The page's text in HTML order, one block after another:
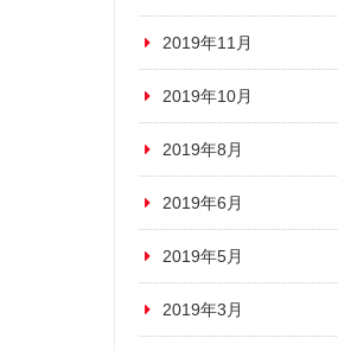
2019年11月
2019年10月
2019年8月
2019年6月
2019年5月
2019年3月